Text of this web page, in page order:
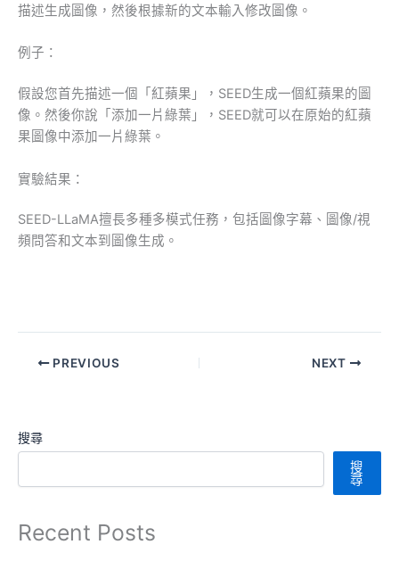
描述生成圖像，然後根據新的文本輸入修改圖像。
例子：
假設您首先描述一個「紅蘋果」，SEED生成一個紅蘋果的圖
像。然後你說「添加一片綠葉」，SEED就可以在原始的紅蘋
果圖像中添加一片綠葉。
實驗結果：
SEED-LLaMA擅長多種多模式任務，包括圖像字幕、圖像/視
頻問答和文本到圖像生成。
PREVIOUS NEXT
搜尋
搜
尋
Recent Posts